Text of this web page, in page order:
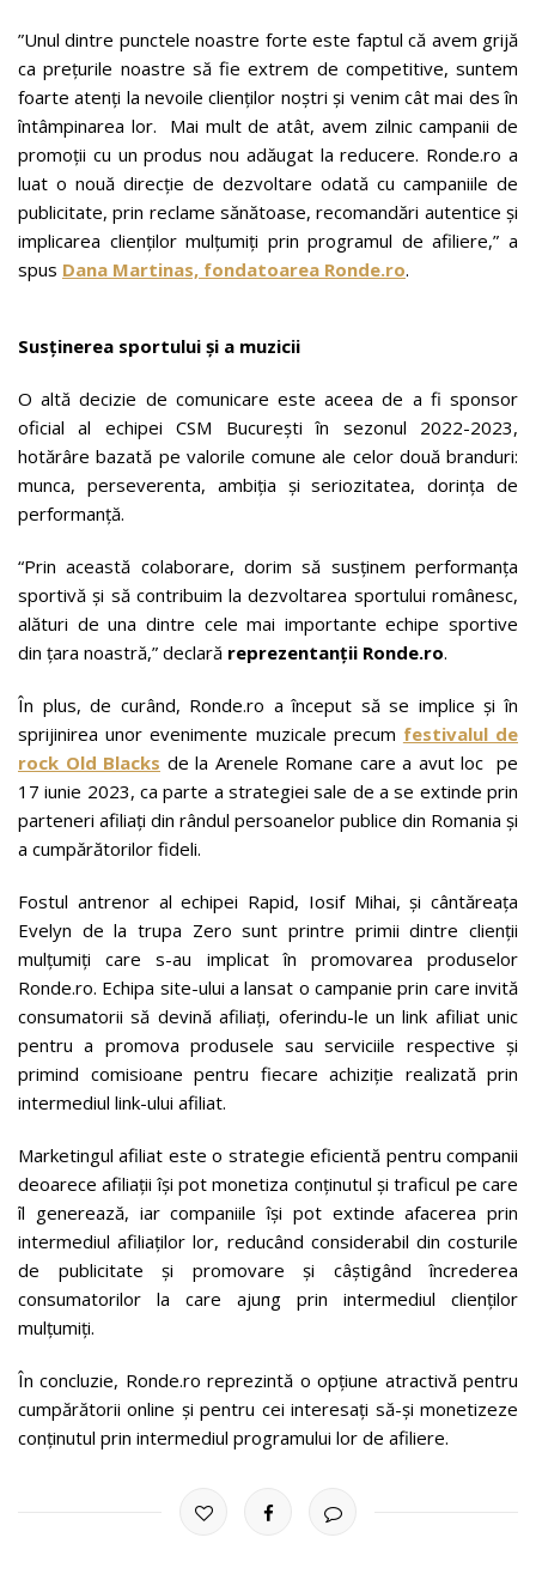
”Unul dintre punctele noastre forte este faptul că avem grijă
ca prețurile noastre să fie extrem de competitive, suntem
foarte atenți la nevoile clienților noștri și venim cât mai des în
întâmpinarea lor. Mai mult de atât, avem zilnic campanii de
promoții cu un produs nou adăugat la reducere. Ronde.ro a
luat o nouă direcție de dezvoltare odată cu campaniile de
publicitate, prin reclame sănătoase, recomandări autentice și
implicarea clienților mulțumiți prin programul de afiliere,” a
spus Dana Martinas, fondatoarea Ronde.ro.
Susținerea sportului și a muzicii
O altă decizie de comunicare este aceea de a fi sponsor
oficial al echipei CSM București în sezonul 2022-2023,
hotărâre bazată pe valorile comune ale celor două branduri:
munca, perseverenta, ambiția și seriozitatea, dorința de
performanță.
“Prin această colaborare, dorim să susținem performanța
sportivă și să contribuim la dezvoltarea sportului românesc,
alături de una dintre cele mai importante echipe sportive
din țara noastră,” declară reprezentanții Ronde.ro.
În plus, de curând, Ronde.ro a început să se implice și în
sprijinirea unor evenimente muzicale precum festivalul de
rock Old Blacks de la Arenele Romane care a avut loc pe
17 iunie 2023, ca parte a strategiei sale de a se extinde prin
parteneri afiliați din rândul persoanelor publice din Romania și
a cumpărătorilor fideli.
Fostul antrenor al echipei Rapid, Iosif Mihai, și cântăreața
Evelyn de la trupa Zero sunt printre primii dintre clienții
mulțumiți care s-au implicat în promovarea produselor
Ronde.ro. Echipa site-ului a lansat o campanie prin care invită
consumatorii să devină afiliați, oferindu-le un link afiliat unic
pentru a promova produsele sau serviciile respective și
primind comisioane pentru fiecare achiziție realizată prin
intermediul link-ului afiliat.
Marketingul afiliat este o strategie eficientă pentru companii
deoarece afiliații își pot monetiza conținutul și traficul pe care
îl generează, iar companiile își pot extinde afacerea prin
intermediul afiliaților lor, reducând considerabil din costurile
de publicitate și promovare și câștigând încrederea
consumatorilor la care ajung prin intermediul clienților
mulțumiți.
În concluzie, Ronde.ro reprezintă o opțiune atractivă pentru
cumpărătorii online și pentru cei interesați să-și monetizeze
conținutul prin intermediul programului lor de afiliere.